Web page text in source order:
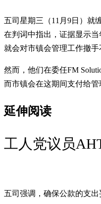
五司星期三（11月9日）就
在判词中指出，证据显示
就会对市镇会管理工作撤
然而，他们在委任FM
而市镇会在这期间支付给管
延伸阅读
工人党议员
五司强调，确保公款的支